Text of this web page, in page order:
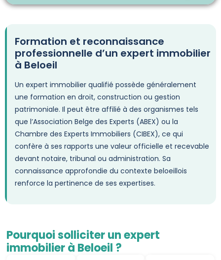
Formation et reconnaissance
professionnelle d’un expert immobilier
à Beloeil
Un expert immobilier qualifié possède généralement
une formation en droit, construction ou gestion
patrimoniale. Il peut être affilié à des organismes tels
que l’Association Belge des Experts (ABEX) ou la
Chambre des Experts Immobiliers (CIBEX), ce qui
confère à ses rapports une valeur officielle et recevable
devant notaire, tribunal ou administration. Sa
connaissance approfondie du contexte beloeillois
renforce la pertinence de ses expertises.
Pourquoi solliciter un expert
immobilier à Beloeil ?